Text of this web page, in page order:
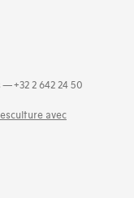
(10)
publique (8)
+32 2 642 24 50
avec